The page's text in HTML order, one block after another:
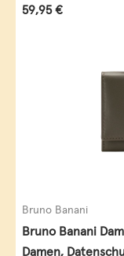
Regulärer Preis:
59,95 €
Bruno Banani
Bruno Banani
Damen,